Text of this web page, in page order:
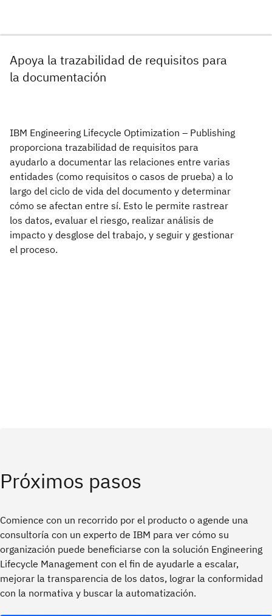
Apoya la trazabilidad de requisitos para
la documentación
IBM Engineering Lifecycle Optimization – Publishing
proporciona trazabilidad de requisitos para
ayudarlo a documentar las relaciones entre varias
entidades (como requisitos o casos de prueba) a lo
largo del ciclo de vida del documento y determinar
cómo se afectan entre sí. Esto le permite rastrear
los datos, evaluar el riesgo, realizar análisis de
impacto y desglose del trabajo, y seguir y gestionar
el proceso.
Próximos pasos
Comience con un recorrido por el producto o agende una
consultoría con un experto de IBM para ver cómo su
organización puede beneficiarse con la solución Engineering
Lifecycle Management con el fin de ayudarle a escalar,
mejorar la transparencia de los datos, lograr la conformidad
con la normativa y buscar la automatización.